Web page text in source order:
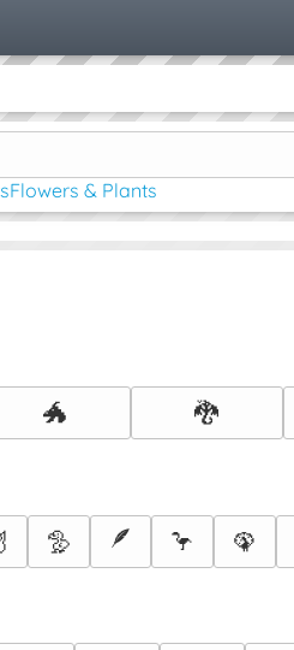
Flowers & Plants
🐲 🐉
🦤 🪶 🦩 🦚